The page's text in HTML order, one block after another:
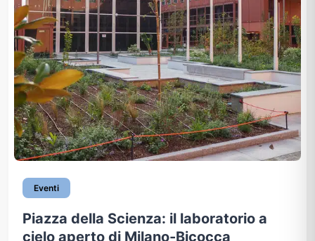
Eventi
Piazza della Scienza: il laboratorio a
cielo aperto di Milano-Bicocca